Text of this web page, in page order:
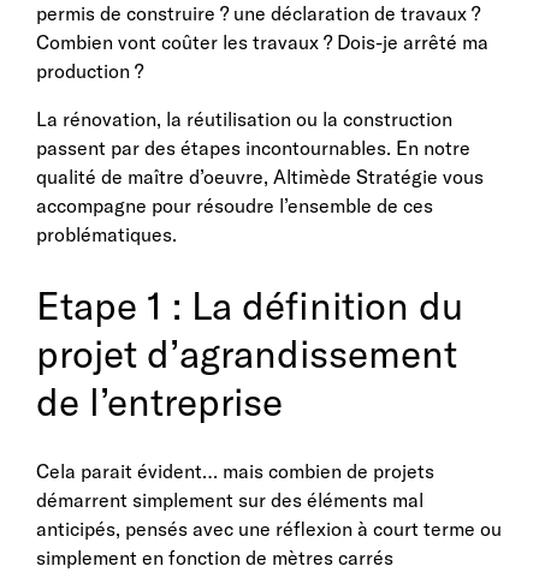
permis de construire ? une déclaration de travaux ?
Combien vont coûter les travaux ? Dois-je arrêté ma
production ?
La rénovation, la réutilisation ou la construction
passent par des étapes incontournables. En notre
qualité de maître d’oeuvre, Altimède Stratégie vous
accompagne pour résoudre l’ensemble de ces
problématiques.
Etape 1 : La définition du
projet d’agrandissement
de l’entreprise
Cela parait évident… mais combien de projets
démarrent simplement sur des éléments mal
anticipés, pensés avec une réflexion à court terme ou
simplement en fonction de mètres carrés